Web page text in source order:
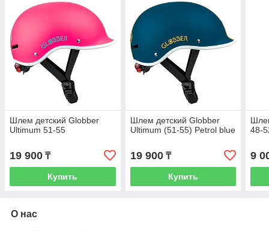
Шлем детский Globber
Ultimum 51-55
19 900 ₸
Купить
Шлем детский Globber
Ultimum (51-55) Petrol blue
19 900₸
Купить
48-
9
О нас